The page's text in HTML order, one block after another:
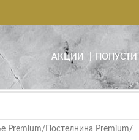
АКЦИИ | ПОПУСТИ
Premium/ Постелнина Premium/